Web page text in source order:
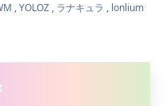
, YOLOZ , ラナキュラ , lonlium